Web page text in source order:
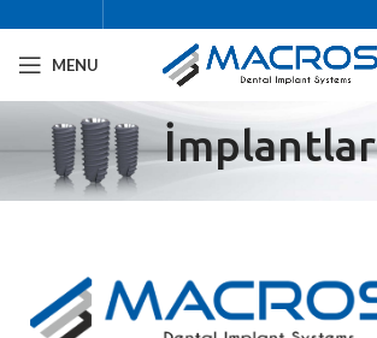
MENU
İmplantlar